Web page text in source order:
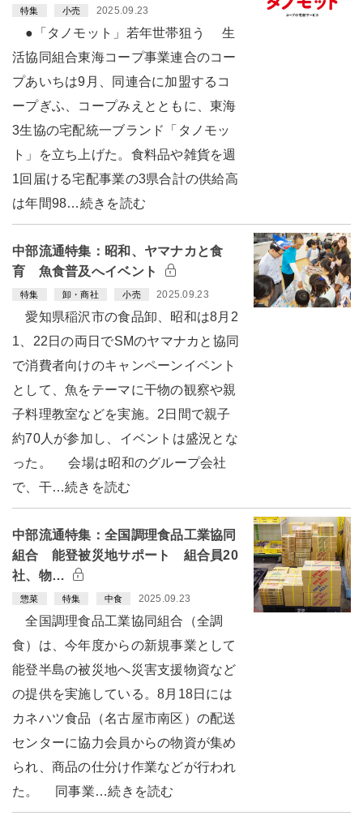
特集 小売 2025.09.23
●「タノモット」若年世帯狙う 生
活協同組合東海コープ事業連合のコー
プあいちは9月、同連合に加盟するコ
ープぎふ、コープみえとともに、東海
3生協の宅配統一ブランド「タノモッ
ト」を立ち上げた。食料品や雑貨を週
1回届ける宅配事業の3県合計の供給高
は年間98…続きを読む
中部流通特集：昭和、ヤマナカと食
育 魚食普及へイベント
特集 卸・商社 小売 2025.09.23
愛知県稲沢市の食品卸、昭和は8月2
1、22日の両日でSMのヤマナカと協同
で消費者向けのキャンペーンイベント
として、魚をテーマに干物の観察や親
子料理教室などを実施。2日間で親子
約70人が参加し、イベントは盛況とな
った。 会場は昭和のグループ会社
で、干…続きを読む
中部流通特集：全国調理食品工業協同
組合 能登被災地サポート 組合員20
社、物…
惣菜 特集 中食 2025.09.23
全国調理食品工業協同組合（全調
食）は、今年度からの新規事業として
能登半島の被災地へ災害支援物資など
の提供を実施している。8月18日には
カネハツ食品（名古屋市南区）の配送
センターに協力会員からの物資が集め
られ、商品の仕分け作業などが行われ
た。 同事業…続きを読む